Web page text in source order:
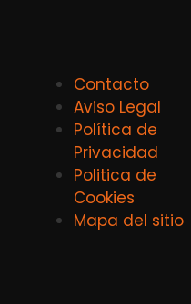
Contacto
Aviso Legal
Política de
Privacidad
Politica de
Cookies
Mapa del sitio